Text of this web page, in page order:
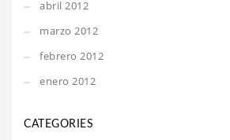
abril 2012
marzo 2012
febrero 2012
enero 2012
CATEGORIES